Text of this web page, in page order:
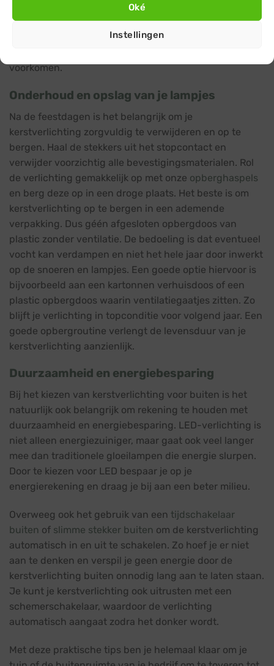
Oké
Instellingen
voor buiten ook alleen maar minimaal IP44
kerstverlichting en accessoires zoals bijvoorbeeld een
. Zorg er ook voor dat de verlichting
voorkomen.
Onderhoud en opslag van je lampjes
Na de feestdagen is het belangrijk om je
kerstverlichting zorgvuldig te verwijderen en op te
bergen. Haal de stekkers uit het stopcontact en
verwijder voorzichtig alle bevestigingsmaterialen. Rol
de verlichting gemakkelijk op met onze opberghaspels
en berg deze op in een droge plaats. Het beste is om
kerstverlichting op te bergen in een ademende
verpakking. Dus géén afgesloten opbergdoos van
plastic zonder ventilatie. De bedoeling is dat eventueel
vocht kan verdampen en niet het hele jaar door inwerkt
op de snoeren en lampjes. Een goede optie hiervoor is
bijvoorbeeld aan een kartonnen verhuisdoos of een
plastic opbergdoos waarin ventilatiegaatjes zitten. Zo
blijft je verlichting in topconditie voor volgend jaar. Een
goede opbergroutine verlengt de levensduur van je
kerstverlichting aanzienlijk.
Duurzaamheid en energiebesparing
Bij het kiezen van kerstverlichting voor buiten is het
natuurlijk ook belangrijk om rekening te houden met
duurzaamheid en energiebesparing. LED-verlichting is
niet alleen energiezuiniger, maar gaat ook veel langer
mee dan traditionele gloeilampen die energie slurpen.
Door te kiezen voor LED bespaar je op je
energierekening en draag je bij aan een beter milieu.
Overweeg ook het gebruik van een tijdschakelaar
buiten of slimme stekker buiten om de kerstverlichting
automatisch in en uit te schakelen. Zo hoef je er niet
aan te denken en verspil je geen energie door de
kerstverlichting buiten onnodig lang aan te laten staan.
Je kunt je kerstverlichting ook uitrusten met een
schemerschakelaar, waardoor de verlichting
automatisch aangaat zodra het donker wordt.
Met deze praktische tips ben je helemaal klaar om je